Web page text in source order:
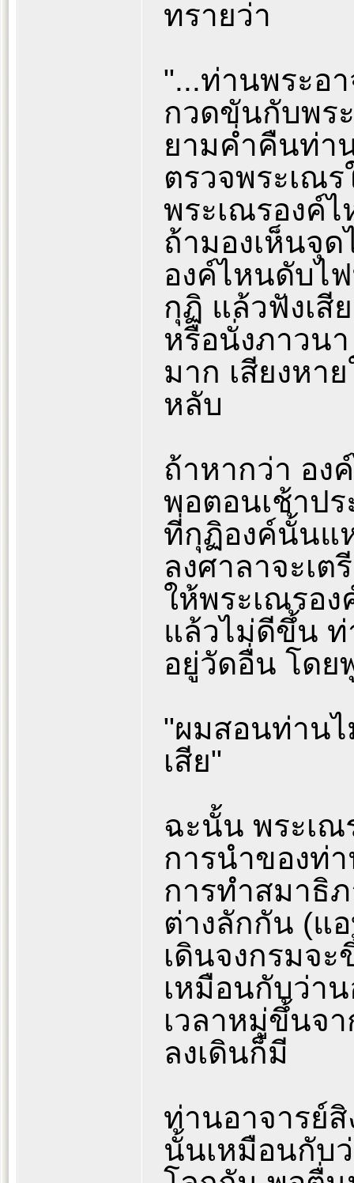
ทรายว่า
"...ท่านพระอ
กวดขันกับพร
ยามค่ำคืนท่า
ตรวจพระเณ
พระเณรองค์
ถ้ามองเห็นจุ
องค์ไหนดับไ
กุฏิ แล้วฟังเสี
หรือนั่งภาวน
มาก เสียงหา
หลับ
ถ้าหากว่า อ
พอตอนเช้าป
ที่กุฏิองค์นั้นแ
ลงศาลาจะเ
ให้พระเณรอ
แล้วไม่ดีขึ้น ท่
อยู่วัดอื่น โดย
"ผมสอนท่าน
เสีย"
ฉะนั้น พระเณ
การนำของท่
การทำสมาธิ
ต่างลักกัน (แ
เดินจงกรมจ
เหมือนกับว่า
เวลาหมู่ขึ้นจ
ลงเดินก็มี
ท่านอาจารย์สิ
นั้นเหมือนกับ